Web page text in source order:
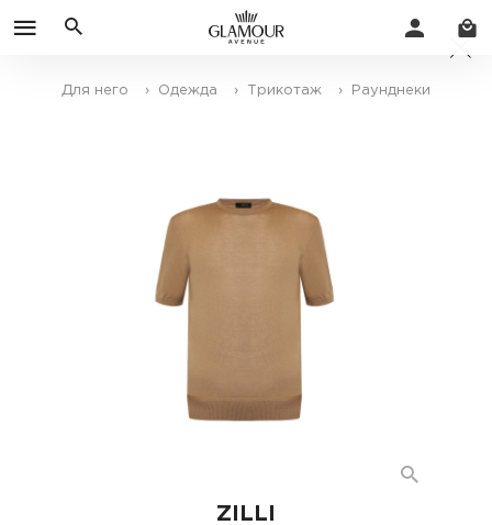
Для него › Одежда › Трикотаж › Раунднеки
ZILLI